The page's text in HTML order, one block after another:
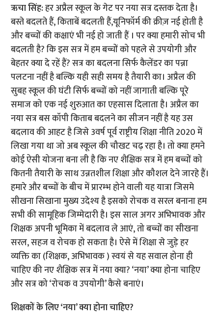
ऋचा सिंह:हर अप्रैल स्कूल के गेट पर नया सत्र दस्तक देता है।
बस्ते बदलते हैं, किताबें बदलती हैं,यूनिफॉर्म की क्रीज़ नई होती है
और बच्चों की कक्षाएं भी नई हो जाती हैं । पर क्या हमारी सोच भी
बदलती है? कि इस सत्र में हम बच्चों को पहले से उपयोगी और
बेहतर क्या दे रहें हैं? सत्र का बदलना सिर्फ कैलेंडर का पन्ना
पलटना नहीं है बल्कि यही सही समय है तैयारी का। अप्रैल की
सुबह स्कूल की घंटी सिर्फ बच्चों को नहीं जागाती बल्कि पूरे
समाज को एक नई शुरुआत का एहसास दिलाता है। अप्रैल का
नया सत्र बस कॉपी किताब बदलने का सीजन नहीं है यह उस
बदलाव की आहट है जिसे 3वर्ष पूर्व राष्ट्रीय शिक्षा नीति 2020 में
लिखा गया था जो अब स्कूल की चौखट चढ़ रहा है। तो क्या हमने
कोई ऐसी योजना बना ली है कि नए शैक्षिक सत्र में हम बच्चों को
कितनी तैयारी के साथ उन्नतशील शिक्षा और कौशल देने जारहे हैं।
हमारे और बच्चों के बीच में प्रारम्भ होने वाली यह यात्रा जिसमे
सीखना सिखाना मुख्य उदेश्य है इसको रोचक व सरल बनाना हम
सभी की सामूहिक जिम्मेदारी है। इस साल अगर अभिभावक और
शिक्षक अपनी भूमिका में बदलाव ले आएं, तो बच्चों का सीखना
सरल, सहज व रोचक हो सकता है। ऐसे में शिक्षा से जुड़े हर
व्यक्ति का (शिक्षक, अभिभावक ) स्वयं से यह सवाल होना ही
चाहिए की नए शैक्षिक सत्र में नया क्या? ‘नया’ क्या होना चाहिए
और सत्र को ‘रोचक व उपयोगी’ कैसे बनाएं।
शिक्षकों के लिए ‘नया’ क्या होना चाहिए?